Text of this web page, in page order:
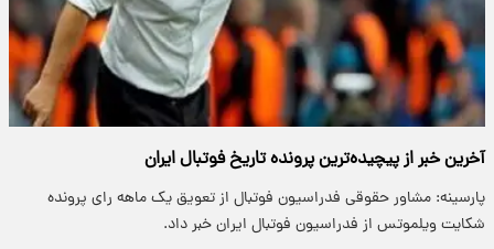
آخرین خبر از پیچیده‌ترین پرونده تاریخ فوتبال ایران
پارسینه: مشاور حقوقی فدراسیون فوتبال از تعویق یک ماهه رای پرونده
شکایت ویلموتس از فدراسیون فوتبال ایران خبر داد.